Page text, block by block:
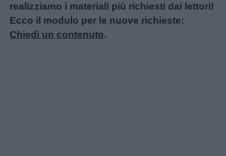
realizziamo i materiali più richiesti dai lettori!
Ecco il modulo per le nuove richieste:
Chiedi un contenuto.